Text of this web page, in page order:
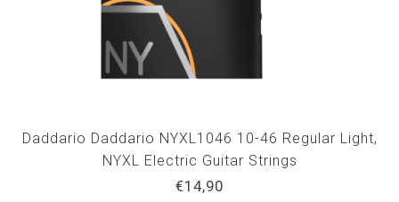
Daddario Daddario NYXL1046 10-46 Regular Light,
NYXL Electric Guitar Strings
€14,90